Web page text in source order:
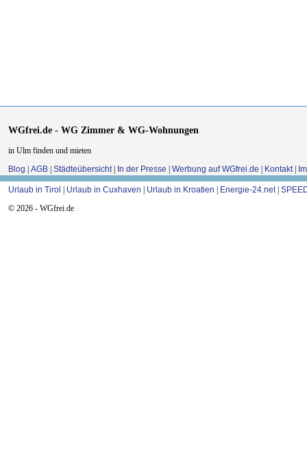
WGfrei.de - WG Zimmer & WG-Wohnungen
in Ulm finden und mieten
Blog | AGB | Städteübersicht | In der Presse | Werbung auf WGfrei.de | Kontakt |
Urlaub in Tirol | Urlaub in Cuxhaven | Urlaub in Kroatien | Energie-24.net|
© 2026 - WGfrei.de